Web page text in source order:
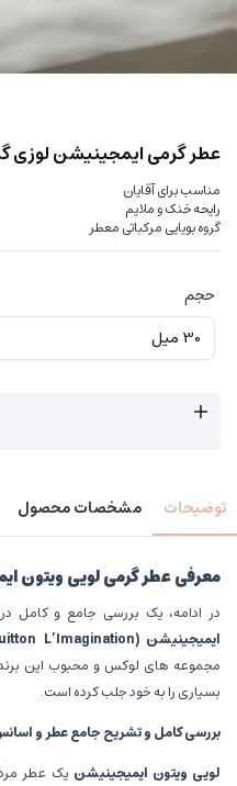
عطر گرمی ایمجینیشن لوزی
مناسب برای آقایان
رایحه خنک و ملایم
گروه بویایی مرکباتی معطر
حجم
توضیحات مشخصات محصول
معرفی عطر گرمی لویی ویتون
در ادامه، یک بررسی جامع و کامل
ایمیجینیشن (Louis Vuitton L’Imagination)
مجموعه های لوکس و محبوب این
بسیاری را به خود جلب کرده است.
بررسی کامل و تشریح جامع عطر و
لویی ویتون ایمیجینیشن